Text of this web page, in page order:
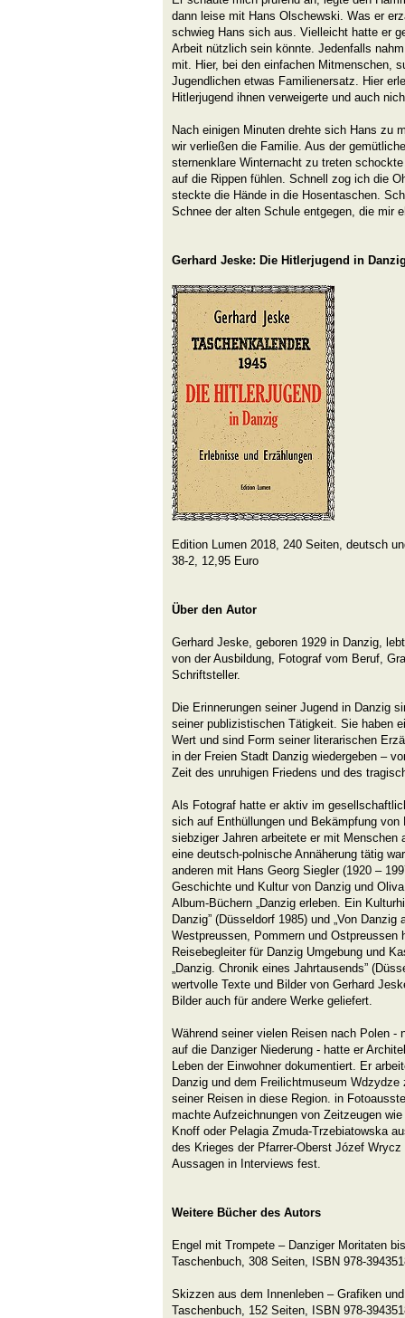
dann leise mit Hans Olschewski. Was er
schwieg Hans sich aus. Vielleicht hatte er
Arbeit nützlich sein könnte. Jedenfalls
mit. Hier, bei den einfachen Mitmenschen,
Jugendlichen etwas Familienersatz. Hier
Hitlerjugend ihnen verweigerte und auch
Nach einigen Minuten drehte sich Hans zu
wir verließen die Familie. Aus der
sternenklare Winternacht zu treten
auf die Rippen fühlen. Schnell zog ich die
steckte die Hände in die Hosentaschen.
Schnee der alten Schule entgegen, die mir
Gerhard Jeske: Die Hitlerjugend in
Edition Lumen 2018, 240 Seiten, deutsch
38-2, 12,95 Euro
Über den Autor
Gerhard Jeske, geboren 1929 in Danzig,
von der Ausbildung, Fotograf vom Beruf,
Schriftsteller.
Die Erinnerungen seiner Jugend in Danzig
seiner publizistischen Tätigkeit. Sie haben
Wert und sind Form seiner literarischen
in der Freien Stadt Danzig wiedergeben –
Zeit des unruhigen Friedens und des
Als Fotograf hatte er aktiv im
sich auf Enthüllungen und Bekämpfung
siebziger Jahren arbeitete er mit Menschen
eine deutsch-polnische Annäherung tätig
anderen mit Hans Georg Siegler (1920 –
Geschichte und Kultur von Danzig und
Album-Büchern „Danzig erleben. Ein
Danzig” (Düsseldorf 1985) und „Von Danzig
Westpreussen, Pommern und Ostpreussen
Reisebegleiter für Danzig Umgebung und
„Danzig. Chronik eines Jahrtausends”
wertvolle Texte und Bilder von Gerhard
Bilder auch für andere Werke geliefert.
Während seiner vielen Reisen nach Polen -
auf die Danziger Niederung - hatte er
Leben der Einwohner dokumentiert. Er
Danzig und dem Freilichtmuseum
seiner Reisen in diese Region. in
machte Aufzeichnungen von Zeitzeugen wie
Knoff oder Pelagia Zmuda-Trzebiatowska
des Krieges der Pfarrer-Oberst Józef
Aussagen in Interviews fest.
Weitere Bücher des Autors
Engel mit Trompete – Danziger Moritaten
Taschenbuch, 308 Seiten, ISBN 978-
Skizzen aus dem Innenleben – Grafiken
Taschenbuch, 152 Seiten, ISBN 978-